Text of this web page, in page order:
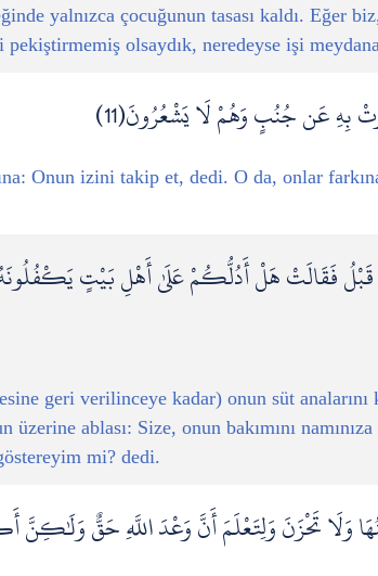
yalnızca çocuğunun tasası kaldı. Eğer
olsaydık, neredeyse işi meydana
بِهِ عَن جُنُبٍ وَهُمْ لَا يَشْعُرُونَ(11)
Onun izini takip et, dedi. O da, onlar
geri verilinceye kadar) onun süt analarını
üzerine ablası: Size, onun bakımını
mi? dedi.
وَلَا تَحْزَنَ وَلِتَعْلَمَ أَنَّ وَعْدَ اللَّهِ حَقٌّ وَلَٰكِنَّ